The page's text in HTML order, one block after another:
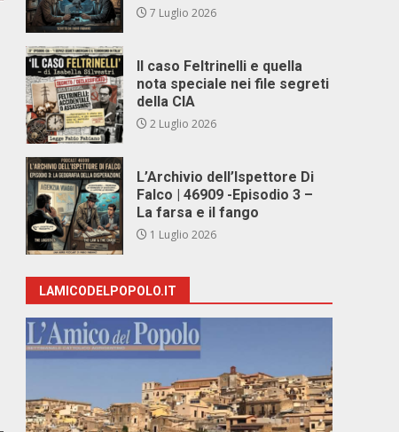
7 Luglio 2026
Il caso Feltrinelli e quella
nota speciale nei file segreti
della CIA
2 Luglio 2026
L’Archivio dell’Ispettore Di
Falco | 46909 -Episodio 3 –
La farsa e il fango
1 Luglio 2026
LAMICODELPOPOLO.IT